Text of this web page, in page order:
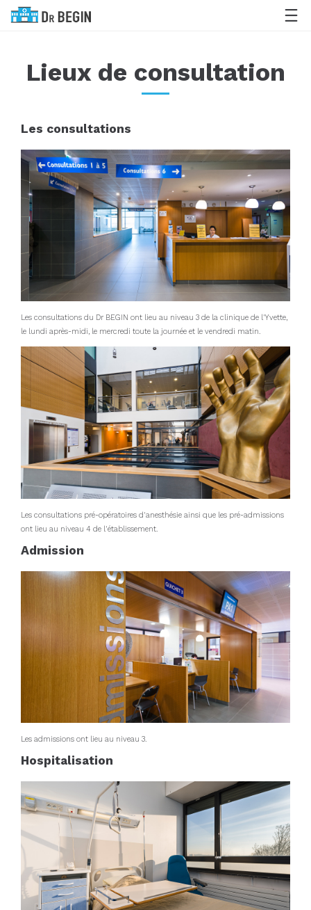
Lieux de consultation
Les consultations
Les consultations du Dr BEGIN ont lieu au niveau 3 de la clinique de l'Yvette,
le lundi après-midi, le mercredi toute la journée et le vendredi matin.
Les consultations pré-opératoires d'anesthésie ainsi que les pré-admissions
ont lieu au niveau 4 de l'établissement.
Admission
Les admissions ont lieu au niveau 3.
Hospitalisation